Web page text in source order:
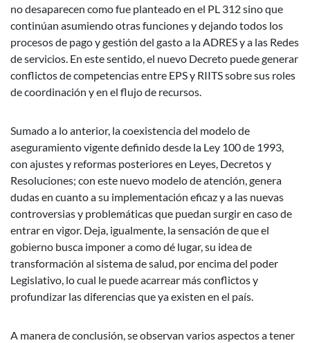
no desaparecen como fue planteado en el PL 312 sino que
continúan asumiendo otras funciones y dejando todos los
procesos de pago y gestión del gasto a la ADRES y a las Redes
de servicios. En este sentido, el nuevo Decreto puede generar
conflictos de competencias entre EPS y RIITS sobre sus roles
de coordinación y en el flujo de recursos.
Sumado a lo anterior, la coexistencia del modelo de
aseguramiento vigente definido desde la Ley 100 de 1993,
con ajustes y reformas posteriores en Leyes, Decretos y
Resoluciones; con este nuevo modelo de atención, genera
dudas en cuanto a su implementación eficaz y a las nuevas
controversias y problemáticas que puedan surgir en caso de
entrar en vigor. Deja, igualmente, la sensación de que el
gobierno busca imponer a como dé lugar, su idea de
transformación al sistema de salud, por encima del poder
Legislativo, lo cual le puede acarrear más conflictos y
profundizar las diferencias que ya existen en el país.
A manera de conclusión, se observan varios aspectos a tener